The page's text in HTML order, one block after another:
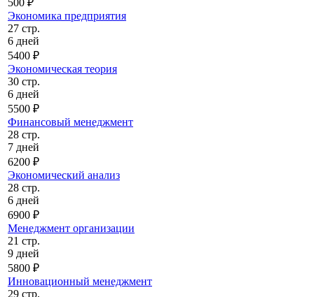
Экономика предприятия
27 стр.
6 дней
5400 ₽
Экономическая теория
30 стр.
6 дней
5500 ₽
Финансовый менеджмент
28 стр.
7 дней
6200 ₽
Экономический анализ
28 стр.
6 дней
6900 ₽
Менеджмент организации
21 стр.
9 дней
5800 ₽
Инновационный менеджмент
29 стр.